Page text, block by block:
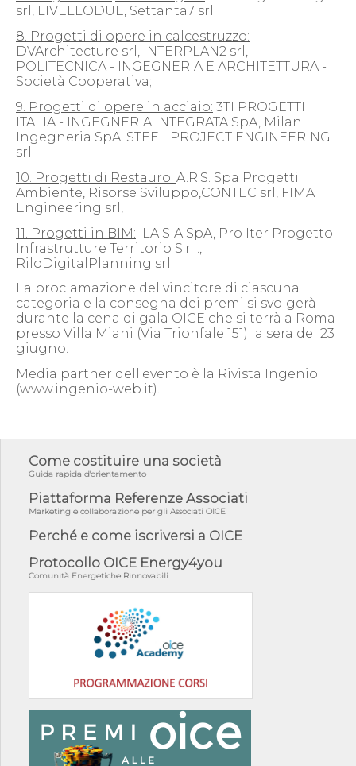
srl, LIVELLODUE, Settanta7 srl;
8. Progetti di opere in calcestruzzo:
DVArchitecture srl, INTERPLAN2 srl,
POLITECNICA - INGEGNERIA E ARCHITETTURA -
Società Cooperativa;
9. Progetti di opere in acciaio: 3TI PROGETTI
ITALIA - INGEGNERIA INTEGRATA SpA, Milan
Ingegneria SpA; STEEL PROJECT ENGINEERING
srl;
10. Progetti di Restauro: A.R.S. Spa Progetti
Ambiente, Risorse Sviluppo,CONTEC srl, FIMA
Engineering srl,
11. Progetti in BIM: LA SIA SpA, Pro Iter Progetto
Infrastrutture Territorio S.r.l.,
RiloDigitalPlanning srl
La proclamazione del vincitore di ciascuna
categoria e la consegna dei premi si svolgerà
durante la cena di gala OICE che si terrà a Roma
presso Villa Miani (Via Trionfale 151) la sera del 23
giugno.
Media partner dell'evento è la Rivista Ingenio
(www.ingenio-web.it).
Come costituire una società
Guida rapida d'orientamento
Piattaforma Referenze Associati
Marketing e collaborazione per gli Associati OICE
Perché e come iscriversi a OICE
Protocollo OICE Energy4you
Comunità Energetiche Rinnovabili